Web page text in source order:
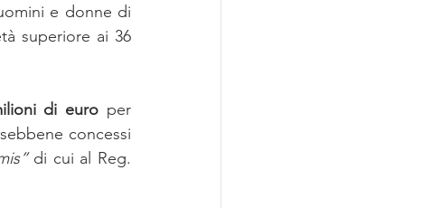
e donne di
superiore ai 36
di euro
sebbene concessi
di cui al Reg.